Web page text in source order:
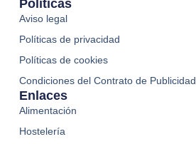
Enlaces
Alimentación
Hostelería
Políticas
Aviso legal
Políticas de privacidad
Políticas de cookies
Condiciones del Contrato de Publicidad